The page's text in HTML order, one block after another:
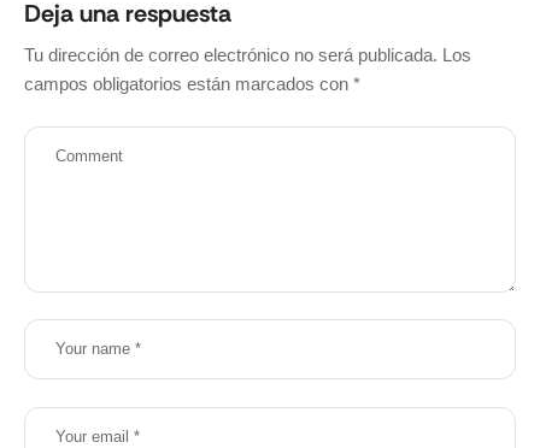
Deja una respuesta
Tu dirección de correo electrónico no será publicada. Los
campos obligatorios están marcados con *